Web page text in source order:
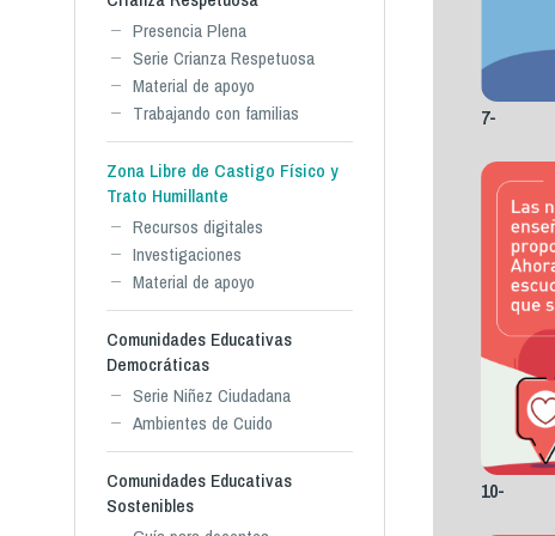
Presencia Plena
Serie Crianza Respetuosa
Material de apoyo
Trabajando con familias
Zona Libre de Castigo Físico y
Trato Humillante
Recursos digitales
Investigaciones
Material de apoyo
Comunidades Educativas
Democráticas
Serie Niñez Ciudadana
Ambientes de Cuido
Comunidades Educativas
Sostenibles
7-
10-